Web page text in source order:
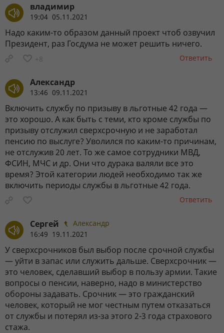
владимир
19:04 05.11.2021
Надо каким-то образом данный проект чтоб озвучил
Президент, раз Госдума не может решить ничего.
+8 Ответить
Александр
13:46 09.11.2021
Включить службу по призыву в льготные 42 года —
это хорошо. А как быть с теми, кто кроме службы по
призыву отслужил сверхсрочную и не заработал
пенсию по выслуге? Уволился по каким-то причинам,
не отслужив 20 лет. То же самое сотрудники МВД,
ФСИН, МЧС и др. Они что дурака валяли все это
время? Этой категории людей необходимо так же
включить периоды службы в льготные 42 года.
Ответить
Сергей
Александр
16:49 19.11.2021
У сверхсрочников был выбор после срочной службы
— уйти в запас или служить дальше. Сверхсрочник —
это человек, сделавший выбор в пользу армии. Такие
вопросы о пенсии, наверно, надо в министерство
обороны задавать. Срочник — это гражданский
человек, который не мог честным путем отказаться
от службы и потерял из-за этого 2-3 года страхового
стажа.